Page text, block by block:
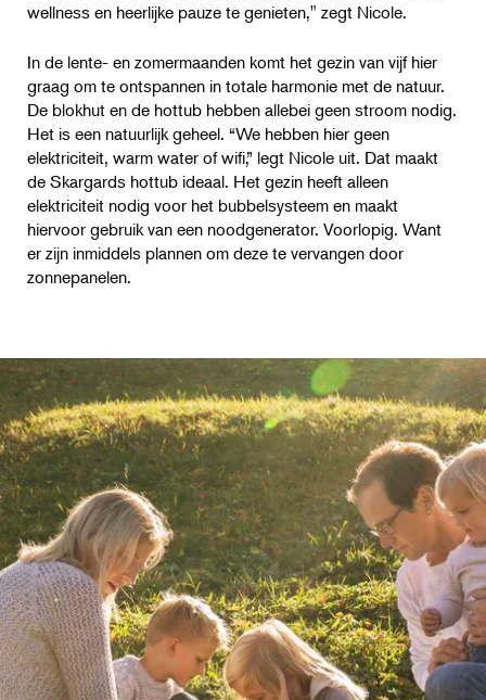
wellness en heerlijke pauze te genieten," zegt Nicole.
In de lente- en zomermaanden komt het gezin van vijf hier
graag om te ontspannen in totale harmonie met de natuur.
De blokhut en de hottub hebben allebei geen stroom nodig.
Het is een natuurlijk geheel. “We hebben hier geen
elektriciteit, warm water of wifi,” legt Nicole uit. Dat maakt
de Skargards hottub ideaal. Het gezin heeft alleen
elektriciteit nodig voor het bubbelsysteem en maakt
hiervoor gebruik van een noodgenerator. Voorlopig. Want
er zijn inmiddels plannen om deze te vervangen door
zonnepanelen.